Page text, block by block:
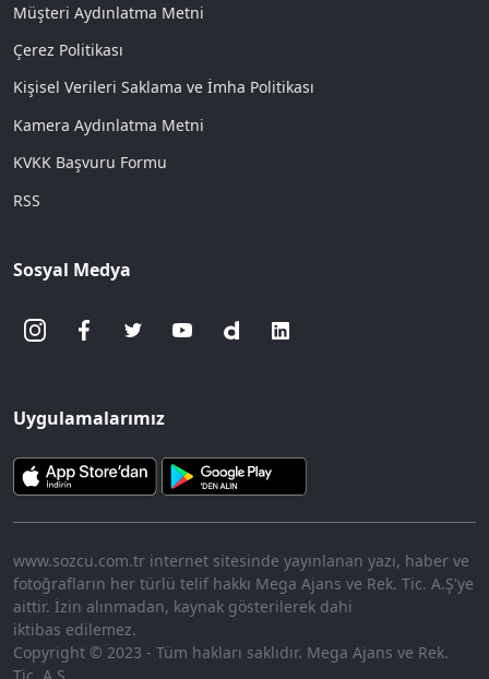
Müşteri Aydınlatma Metni
Çerez Politikası
Kişisel Verileri Saklama ve İmha Politikası
Kamera Aydınlatma Metni
KVKK Başvuru Formu
RSS
Sosyal Medya
Uygulamalarımız
www.sozcu.com.tr internet sitesinde yayınlanan yazı, haber ve
fotoğrafların her türlü telif hakkı Mega Ajans ve Rek. Tic. A.Ş'ye
aittir. İzin alınmadan, kaynak gösterilerek dahi
iktibas edilemez.
Copyright © 2023 - Tüm hakları saklıdır. Mega Ajans ve Rek.
Tic. A.Ş.